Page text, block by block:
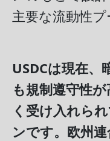
主要な流動性プ
USDCは現在、
も規制遵守性
く受け入れら
ンです。欧州